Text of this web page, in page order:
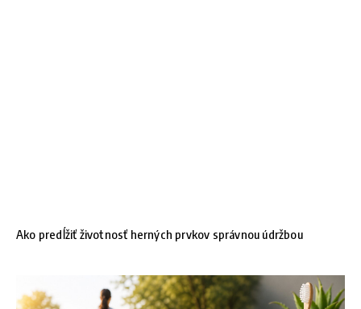
Ako predĺžiť životnosť herných prvkov správnou údržbou